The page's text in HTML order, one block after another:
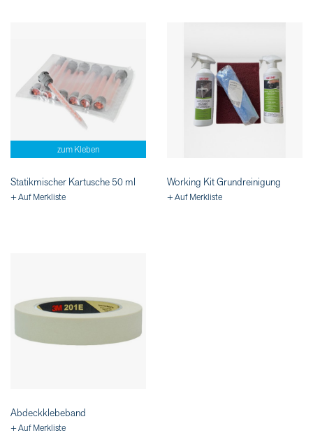
zum Kleben
Statikmischer Kartusche 50 ml
+ Auf Merkliste
Working Kit Grundreinigung
+ Auf Merkliste
Abdeckklebeband
+ Auf Merkliste